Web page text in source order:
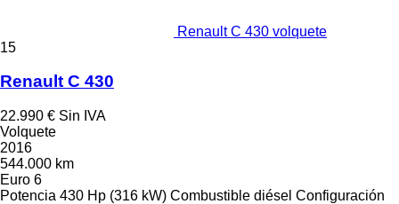
Renault C 430 volquete
15
Renault C 430
22.990 € Sin IVA
Volquete
2016
544.000 km
Euro 6
Potencia 430 Hp (316 kW) Combustible diésel Configuración